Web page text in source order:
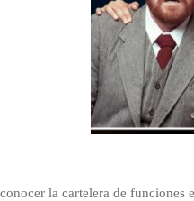
la cartelera de funciones